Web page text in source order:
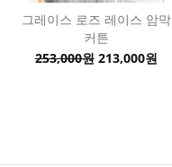
그레이스 로즈 레이스 암막
커튼
253,000원 213,000원